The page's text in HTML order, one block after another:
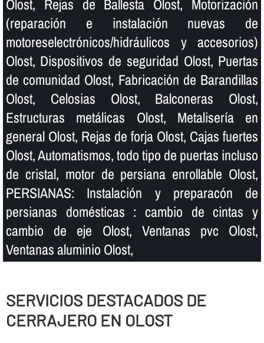
Olost, Rejas de Ballesta Olost, Motorización
(reparación e instalación nuevas de
motoreselectrónicos/hidráulicos y accesorios)
Olost, Dispositivos de seguridad Olost, Puertas
de comunidad Olost, Fabricación de Barandillas
Olost, Celosias Olost, Balconeras Olost,
Estructuras metálicas Olost, Metaliserí­a en
general Olost, Rejas de forja Olost, Cajas fuertes
Olost, Automatismos, todo tipo de puertas incluso
de cristal, motor de persiana enrollable Olost,
PERSIANAS: Instalación y preparacón de
persianas domésticas : cambio de cintas y
cambio de eje Olost, Ventanas pvc Olost,
Ventanas aluminio Olost,
SERVICIOS DESTACADOS DE
CERRAJERO EN OLOST